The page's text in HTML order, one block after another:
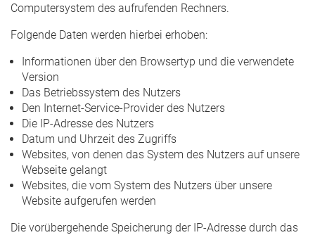
Computersystem des aufrufenden Rechners.
Folgende Daten werden hierbei erhoben:
Informationen über den Browsertyp und die verwendete
Version
Das Betriebssystem des Nutzers
Den Internet-Service-Provider des Nutzers
Die IP-Adresse des Nutzers
Datum und Uhrzeit des Zugriffs
Websites, von denen das System des Nutzers auf unsere
Webseite gelangt
Websites, die vom System des Nutzers über unsere
Website aufgerufen werden
Die vorübergehende Speicherung der IP-Adresse durch das